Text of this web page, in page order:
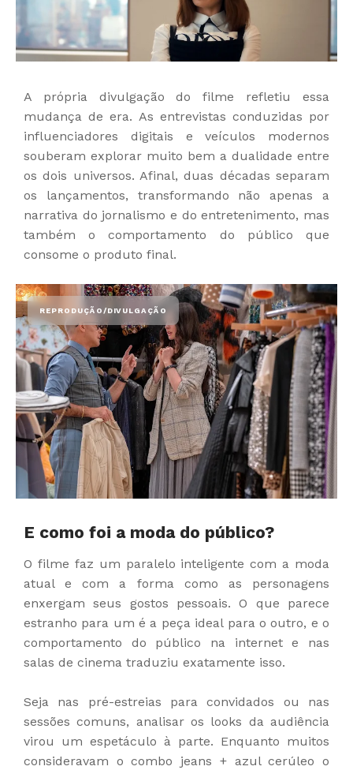
A própria divulgação do filme refletiu essa
mudança de era. As entrevistas conduzidas por
influenciadores digitais e veículos modernos
souberam explorar muito bem a dualidade entre
os dois universos. Afinal, duas décadas separam
os lançamentos, transformando não apenas a
narrativa do jornalismo e do entretenimento, mas
também o comportamento do público que
consome o produto final.
E como foi a moda do público?
O filme faz um paralelo inteligente com a moda
atual e com a forma como as personagens
enxergam seus gostos pessoais. O que parece
estranho para um é a peça ideal para o outro, e o
comportamento do público na internet e nas
salas de cinema traduziu exatamente isso.
Seja nas pré-estreias para convidados ou nas
sessões comuns, analisar os looks da audiência
virou um espetáculo à parte. Enquanto muitos
consideravam o combo jeans + azul cerúleo o